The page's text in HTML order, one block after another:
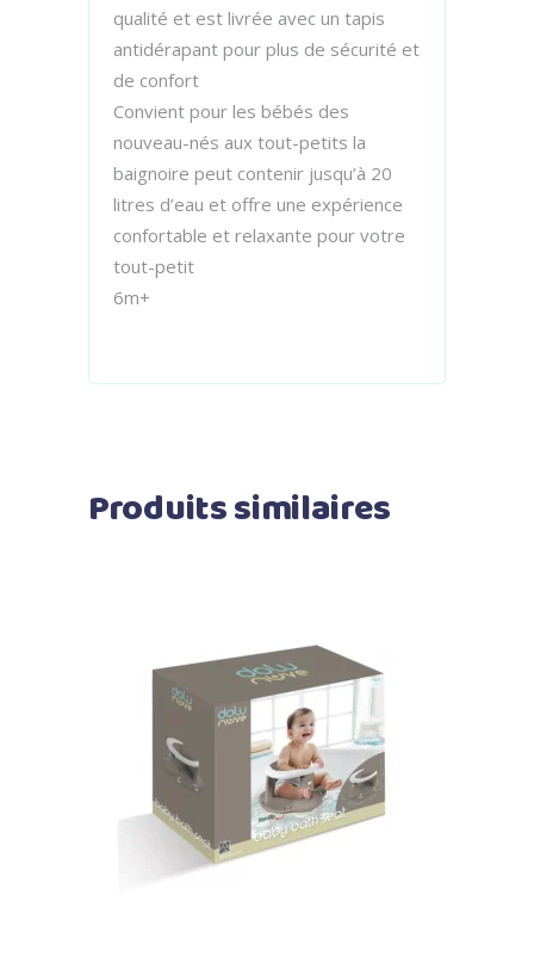
qualité et est livrée avec un tapis
antidérapant pour plus de sécurité et
de confort
Convient pour les bébés des
nouveau-nés aux tout-petits la
baignoire peut contenir jusqu’à 20
litres d’eau et offre une expérience
confortable et relaxante pour votre
tout-petit
6m+
Produits similaires
Ajouter au panier